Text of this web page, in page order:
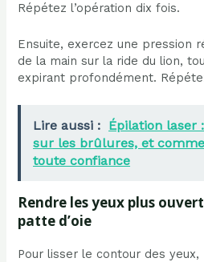
Répétez l’opération dix fois.
Ensuite, exercez une pression
de la main sur la ride du lion,
expirant profondément.
Lire aussi : Épilation laser
sur les brûlures, et
toute confiance
Rendre les yeux plus
patte d’oie
Pour lisser le contour des